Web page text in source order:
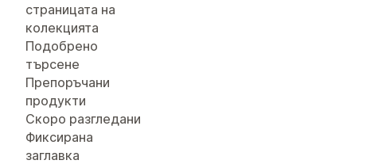
страницата на
колекцията
Подобрено
търсене
Препоръчани
продукти
Скоро разгледани
Фиксирана
заглавка